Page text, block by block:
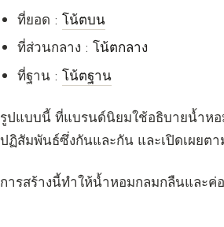
ที่ยอด :โน้ตบน
ที่ส่วนกลาง :โน้ตกลาง
ที่ฐาน :โน้ตฐาน
รูปแบบนี้ ที่แบรนด์นิยมใช้อธิบายน้ำห
ปฏิสัมพันธ์ซึ่งกันและกัน และเปิดเผยต
การสร้างนี้ทำให้น้ำหอมกลมกลืนและ